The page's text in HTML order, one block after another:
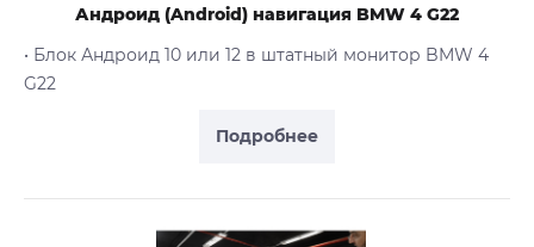
Подробнее
Андроид (Android) навигация BMW 4 G22
• Блок Андроид 10 или 12 в штатный монитор BMW 4
G22